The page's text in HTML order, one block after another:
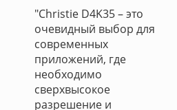
"Christie D4K35 – это
очевидный выбор для
современных
приложений, где
необходимо
сверхвысокое
разрешение и